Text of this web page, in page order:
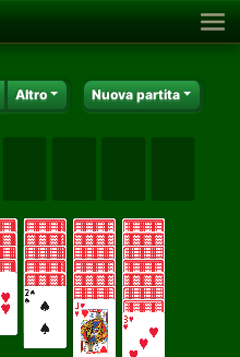
Altro Nuova partita